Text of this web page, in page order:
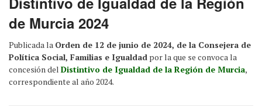
de Murcia 2024
Publicada la Orden de 12 de junio de 2024, de la Consejera de
Política Social, Familias e Igualdad por la que se convoca la
concesión del Distintivo de Igualdad de la Región de Murcia,
correspondiente al año 2024.